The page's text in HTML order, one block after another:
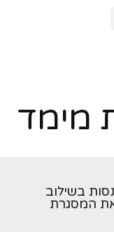
מימד
בשילוב
המסגרת